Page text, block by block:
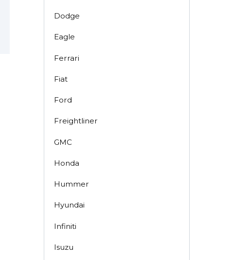
Dodge
Eagle
Ferrari
Fiat
Ford
Freightliner
GMC
Honda
Hummer
Hyundai
Infiniti
Isuzu